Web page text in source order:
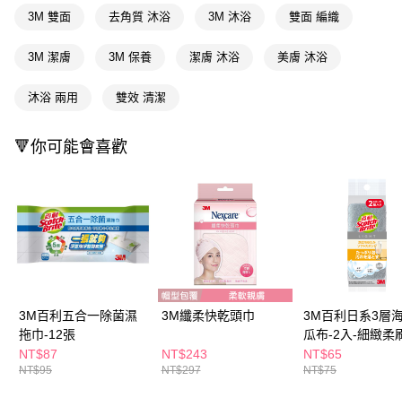
２．便利：只要手機號碼，簡訊認證，即可結帳。
３．安心：先確認商品／服務後，再付款。
【「AFTEE先享後付」結帳流程】
結帳頁面，進行簡訊認證並確認金額後，即可完成結帳。
２．訂單成立數日內，您將收到繳費通知簡訊。
ATM／網路銀行／等多元方式進行付款，方視為交易完成。
※ 請注意：結帳手續完成當下不需立刻繳費，但若您需要取消訂單，請聯絡
※ 交易是否成功請以「AFTEE先享後付 」之結帳頁面顯示為準，若有關於
是否繳費成功／繳費後需取消欲退款等相關疑問，請聯繫「AFTEE先享後付
客戶支援中心」https://netprotections.freshdesk.com/support/home
【注意事項】
１．透過由恩沛科技股份有限公司提供之「AFTEE先享後付」服務完成之交
易，需依本服務之必要範圍內提供個人資料，並將交易相關給付款項請求債
權轉讓予恩沛科技股份有限公司。
２．關於個人資料處理事宜，請瀏覽以下網址：
https://aftee.tw/terms/#terms3
３．未成年的使用者請事先徵得法定代理人或監護人之同意方可使用
每筆NT$65，滿NT$390(含以上)免運費
付款後全家取貨
萊爾富取貨付款
付款後萊爾富取貨
每筆NT$65，滿NT$490(含以上)免運費
7-11取貨付款
每筆NT$65，滿NT$490(含以上)免運費
付款後7-11取貨
每筆NT$65，滿NT$490(含以上)免運費
宅配(本島)
3M 雙面 去角質 沐浴 3M 沐浴 雙面 編織
3M 潔膚 3M 保養 潔膚 沐浴 美膚 沐浴
沐浴 兩用 雙效 清潔
🔻你可能會喜歡
3M百利五合一除菌濕
拖巾-12張
NT$87
NT$95
3M纖柔快乾頭巾
NT$243
NT$297
3M百利日系3層
瓜布-2入-細緻柔
NT$65
NT$75